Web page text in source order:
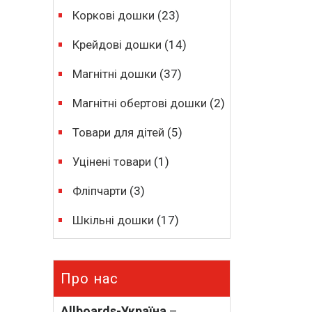
Коркові дошки (23)
Крейдові дошки (14)
Магнітні дошки (37)
Магнітні обертові дошки (2)
Товари для дітей (5)
Уцінені товари (1)
Фліпчарти (3)
Шкільні дошки (17)
Про нас